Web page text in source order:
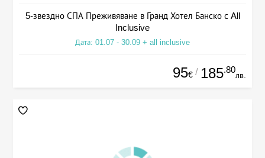
5-звездно СПА Преживяване в Гранд Хотел Банско с All
Inclusive
Дата: 01.07 - 30.09 + all inclusive
95€ / 185.80
лв.